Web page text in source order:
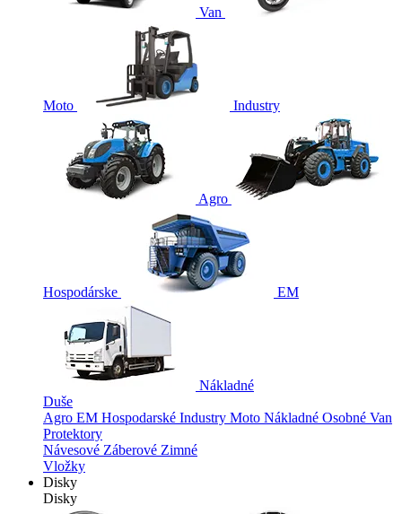
Van
Moto Industry
Agro
Hospodárske EM
Nákladné
Duše
Agro EM Hospodarské Industry Moto Nákladné Osobné Van
Protektory
Návesové Záberové Zimné
Vložky
Disky
Disky